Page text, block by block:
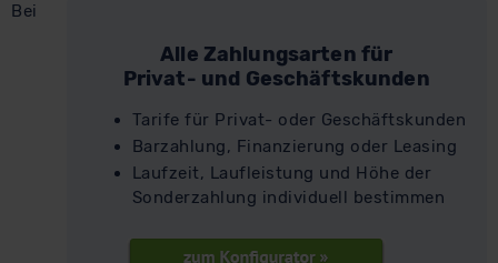
Alle Zahlungsarten für
Privat- und Geschäftskunden
Tarife für Privat- oder Geschäftskunden
Barzahlung, Finanzierung oder Leasing
Laufzeit, Laufleistung und Höhe der
Sonderzahlung individuell bestimmen
Bei